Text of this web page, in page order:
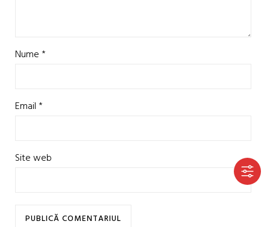
Nume*
Email*
Site web